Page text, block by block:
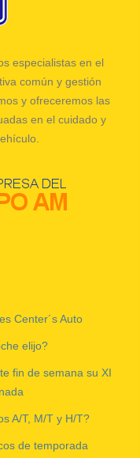
especialistas en el
común y gestión
y ofreceremos las
en el cuidado y
Center´s Auto
elijo?
fin de semana su XI
A/T, M/T y H/T?
de temporada